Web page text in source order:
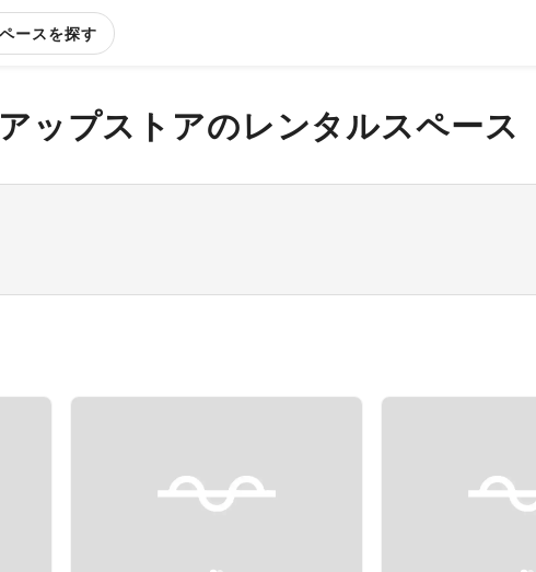
ースを探す
ップストアのレンタルスペース
Previous slide Previous slide